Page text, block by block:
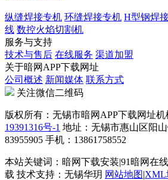
纵缝焊接专机 环缝焊接专机 H型钢焊
线 数控火焰切割机
服务与支持
技术与售后 在线服务 渠道加盟
关于暗网APP下载网址
公司概述 新闻媒体 联系方式
关注微信二维码
版权所有：无锡市暗网APP下载网址
19391316号-1 地址：无锡市惠山区阳
83955905 手机：13861758552
本站关键词：暗网下载安装|91暗网
载 技术支持：无锡华玥 网站地图|XML